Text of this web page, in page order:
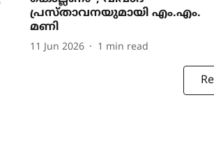
പ്രസ്താവനയുമായി എം.എം.
മണി
11 Jun 2026 1 min read